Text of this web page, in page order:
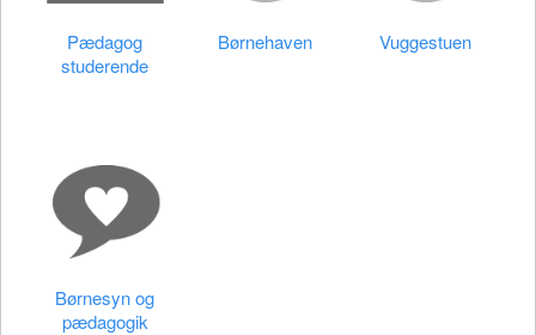
Pædagog
studerende
Børnehaven Vuggestuen
Børnesyn og
pædagogik